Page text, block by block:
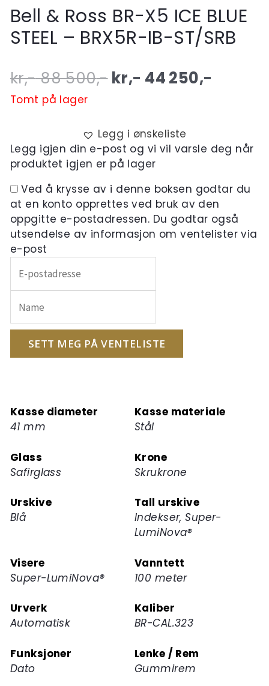
Bell & Ross BR-X5 ICE BLUE
STEEL – BRX5R-IB-ST/SRB
kr,-88 500,- Original
kr,- 88
500,-.
kr,- 44 250,-
kr,- 44
Tomt på lager
Legg i ønskeliste
Legg igjen din e-post og vi vil varsle deg når
produktet igjen er på lager
Ved å krysse av i denne boksen godtar du
at en konto opprettes ved bruk av den
oppgitte e-postadressen. Du godtar også
utsendelse av informasjon om ventelister via
e-post
inn
e-
postadressen
din
ventelisten
for
produktet
SETT MEG PÅ VENTELISTE
Kasse diameter
41 mm
Kasse materiale
Stål
Glass
Safirglass
Krone
Skrukrone
Urskive
Blå
Tall urskive
Indekser, Super-
LumiNova®
Visere
Super-LumiNova®
Vanntett
100 meter
Urverk
Automatisk
Kaliber
BR-CAL.323
Funksjoner
Dato
Lenke / Rem
Gummirem